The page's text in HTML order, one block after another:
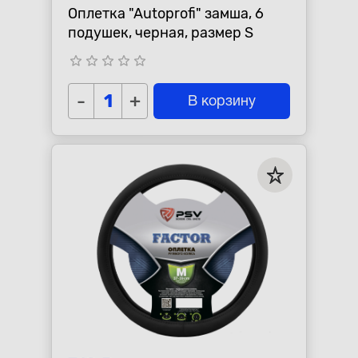
Оплетка "Autoprofi" замша, 6
подушек, черная, размер S
star_border star_border star_border star_border star_border
- + В корзину